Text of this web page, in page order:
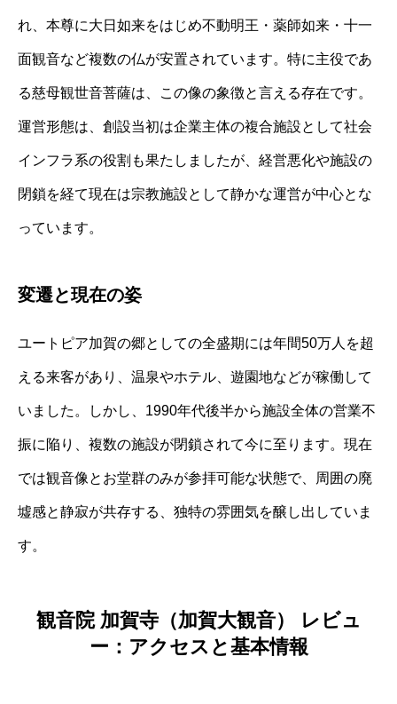
れ、本尊に大日如来をはじめ不動明王・薬師如来・十一
面観音など複数の仏が安置されています。特に主役であ
る慈母観世音菩薩は、この像の象徴と言える存在です。
運営形態は、創設当初は企業主体の複合施設として社会
インフラ系の役割も果たしましたが、経営悪化や施設の
閉鎖を経て現在は宗教施設として静かな運営が中心とな
っています。
変遷と現在の姿
ユートピア加賀の郷としての全盛期には年間50万人を超
える来客があり、温泉やホテル、遊園地などが稼働して
いました。しかし、1990年代後半から施設全体の営業不
振に陥り、複数の施設が閉鎖されて今に至ります。現在
では観音像とお堂群のみが参拝可能な状態で、周囲の廃
墟感と静寂が共存する、独特の雰囲気を醸し出していま
す。
観音院 加賀寺（加賀大観音） レビュ
ー：アクセスと基本情報